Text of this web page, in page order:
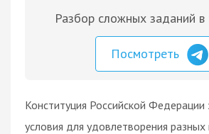
Разбор сложных заданий в
Посмотреть
Конституция Российской Федерации
условия для удовлетворения